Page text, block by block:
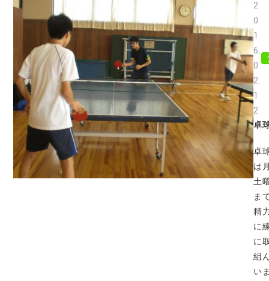
2
0
1
6.
0
2.
1
2
卓
卓
は
土
ま
精
に
に
組
い